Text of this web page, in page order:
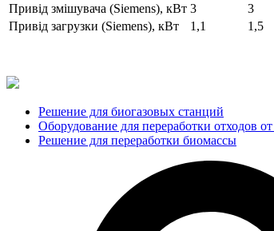
Привід змішувача (Siemens), кВт 3 3
Привід загрузки (Siemens), кВт
1,1 1,5
Решение для биогазовых станций
Оборудование для переработки отходов
Решение для переработки биомассы